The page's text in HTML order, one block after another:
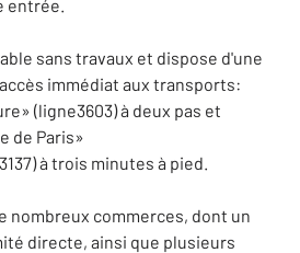
entrée.
sans travaux et dispose d'une
immédiat aux transports:
(ligne3603) à deux pas et
de Paris»
à trois minutes à pied.
nombreux commerces, dont un
directe, ainsi que plusieurs